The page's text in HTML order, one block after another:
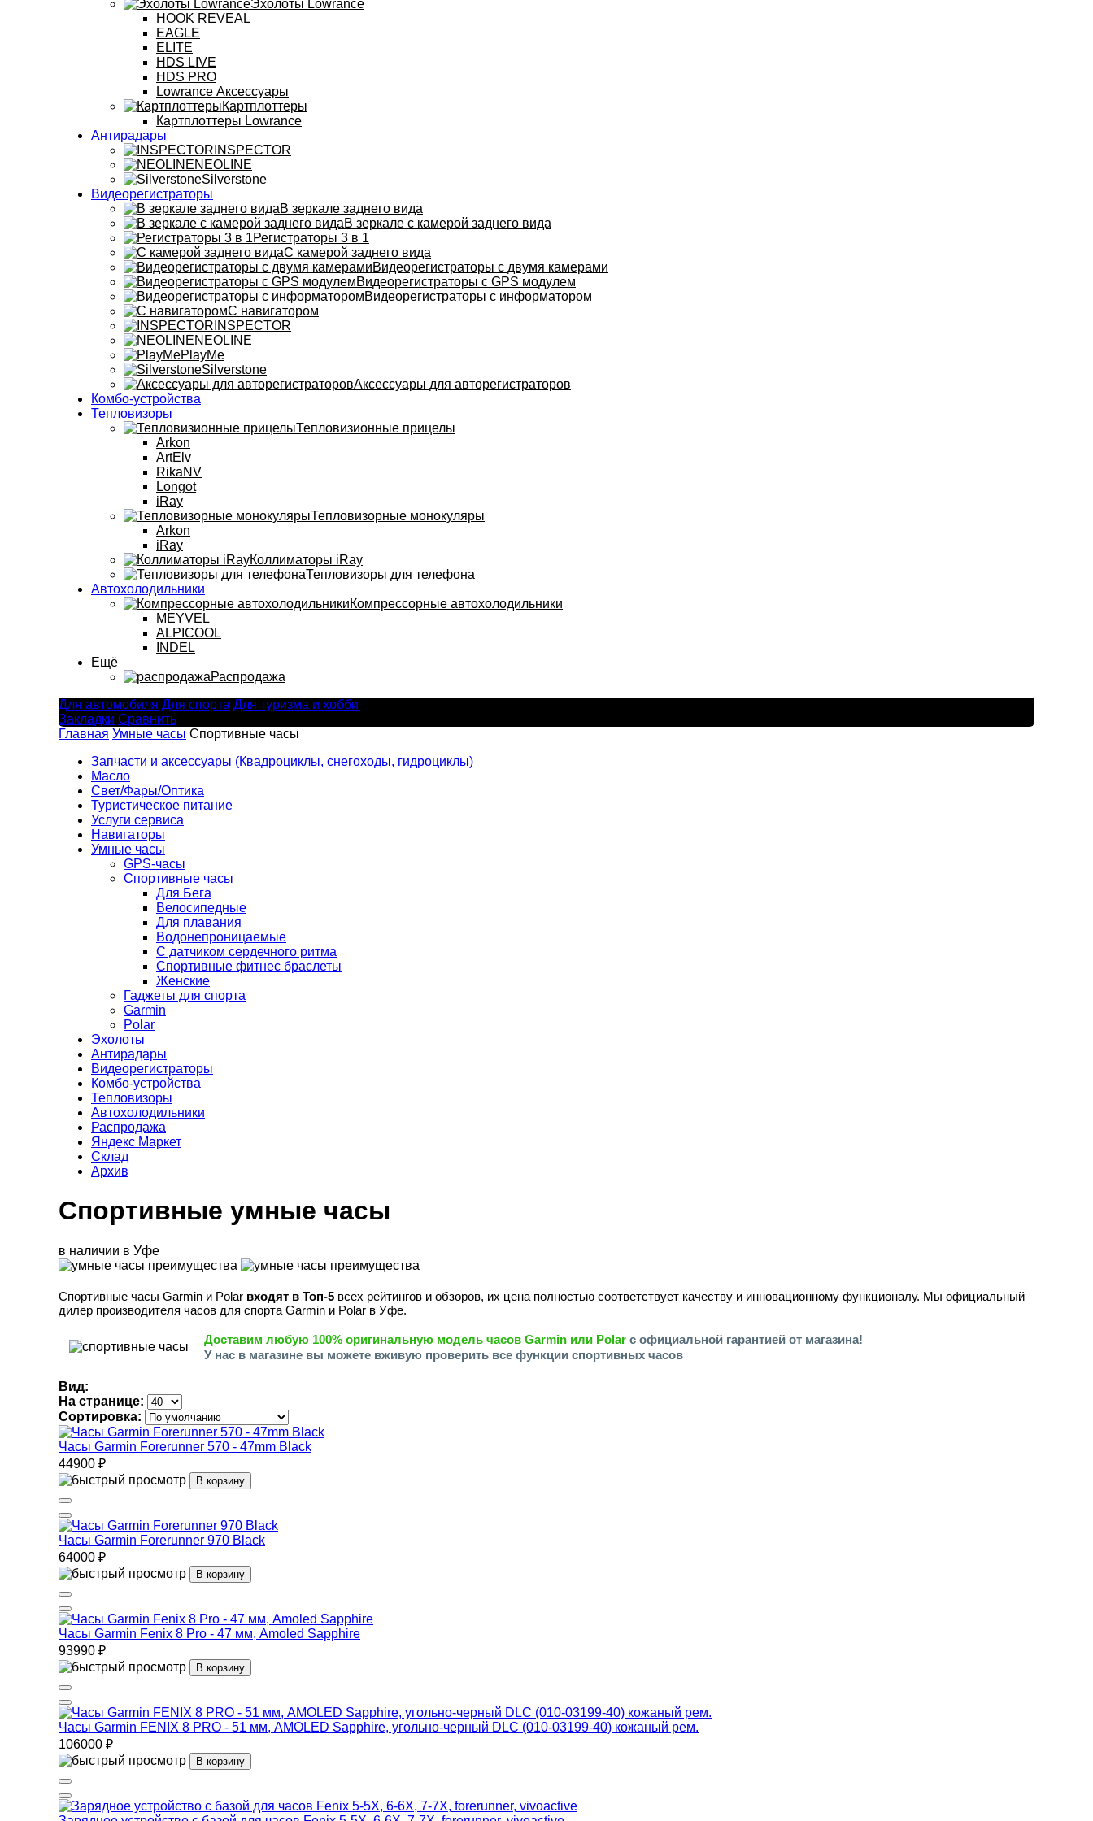
Эхолоты Lowrance
HOOK REVEAL
EAGLE
ELITE
HDS LIVE
HDS PRO
Lowrance Аксессуары
Картплоттеры
Картплоттеры Lowrance
Антирадары
INSPECTOR
NEOLINE
Silverstone
Видеорегистраторы
В зеркале заднего вида
В зеркале с камерой заднего вида
Регистраторы 3 в 1
С камерой заднего вида
Видеорегистраторы с двумя камерами
Видеорегистраторы с GPS модулем
Видеорегистраторы с информатором
С навигатором
INSPECTOR
NEOLINE
PlayMe
Silverstone
Аксессуары для авторегистраторов
Комбо-устройства
Тепловизоры
Тепловизионные прицелы
Arkon
ArtElv
RikaNV
Longot
iRay
Тепловизорные монокуляры
Arkon
iRay
Коллиматоры iRay
Тепловизоры для телефона
Автохолодильники
Компрессорные автохолодильники
MEYVEL
ALPICOOL
INDEL
Ещё
Распродажа
Для автомобиля Для спорта Для туризма и хобби
Закладки Сравнить
Главная Умные часы Спортивные часы
Запчасти и аксессуары (Квадроциклы, снегоходы, гидроциклы)
Масло
Свет/Фары/Оптика
Туристическое питание
Услуги сервиса
Навигаторы
Умные часы
GPS-часы
Спортивные часы
Для Бега
Велосипедные
Для плавания
Водонепроницаемые
С датчиком сердечного ритма
Спортивные фитнес браслеты
Женские
Гаджеты для спорта
Garmin
Polar
Эхолоты
Антирадары
Видеорегистраторы
Комбо-устройства
Тепловизоры
Автохолодильники
Распродажа
Яндекс Маркет
Склад
Архив
Спортивные умные часы
в наличии в Уфе
Спортивные часы Garmin и Polar входят в Топ-5 всех рейтингов и обзоров, их цена полностью соответствует качеству и инновационному функционалу. Мы официальный
дилер производителя часов для спорта Garmin и Polar в Уфе.
Доставим любую 100% оригинальную модель часов Garmin или Polar с официальной гарантией от магазина!
У нас в магазине вы можете вживую проверить все функции спортивных часов
Вид:
На странице:
Сортировка:
Часы Garmin Forerunner 570 - 47mm Black
44900 ₽
В корзину
Часы Garmin Forerunner 970 Black
64000 ₽
В корзину
Часы Garmin Fenix 8 Pro - 47 мм, Amoled Sapphire
93990 ₽
В корзину
Часы Garmin FENIX 8 PRO - 51 мм, AMOLED Sapphire, угольно-черный DLC (010-03199-40) кожаный рем.
106000 ₽
В корзину